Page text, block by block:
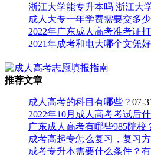
浙江大学能专升本吗 浙江大
成人大专一年学费需要交多
2022年广东成人高考准考证
2021年成考和电大哪个文凭
推荐文章
成人高考的科目有哪些？ 07-
2022年10月成人高考考试后
广东成人高考有哪些985院校
成考高起专怎么复习，复习
成考专升本需要什么条件？